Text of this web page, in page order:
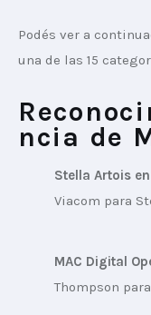
Podés ver a
una de las 15
ncia de
Stella Artois
Viacom para
MAC Digital
Thompson para